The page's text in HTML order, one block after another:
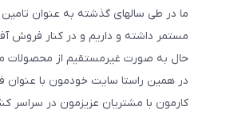
ما در طی سالهای گذشته به عنوان
مستمر داشته و داریم و در کنار فروش
حال به صورت غیرمستقیم از محصولات
کارمون با مشتریان عزیزمون در سراسر